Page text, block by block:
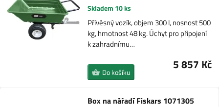
Skladem 10 ks
Přívěsný vozík, objem 300 l, nosnost 500
kg, hmotnost 48 kg. Úchyt pro připojení
k zahradnímu…
5 857 Kč
Do košíku
Box na nářadí Fiskars 1071305